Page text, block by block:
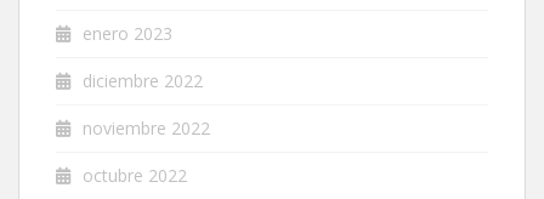
enero 2023
diciembre 2022
noviembre 2022
octubre 2022